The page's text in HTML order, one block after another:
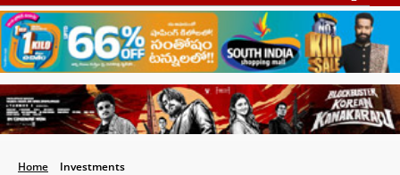
Home Investments